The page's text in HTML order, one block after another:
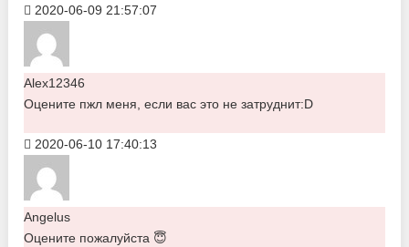
2020-06-09 21:57:07
Alex12346
Оцените пжл меня, если вас это не затруднит:D
2020-06-10 17:40:13
Angelus
Оцените пожалуйста 😇